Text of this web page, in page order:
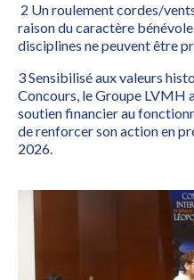
2 Un roulement cordes/
raison du caractère
disciplines ne peuvent être
3 Sensibilisé aux valeurs
Concours, le Groupe LVMH
soutien financier au
de renforcer son action en
2026.